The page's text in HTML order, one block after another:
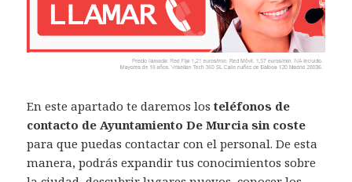
En este apartado te daremos los teléfonos de
contacto de Ayuntamiento De Murcia sin coste
para que puedas contactar con el personal. De esta
manera, podrás expandir tus conocimientos sobre